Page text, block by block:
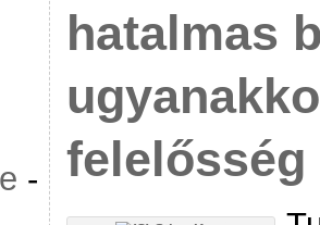
-
hatalmas
felelősség